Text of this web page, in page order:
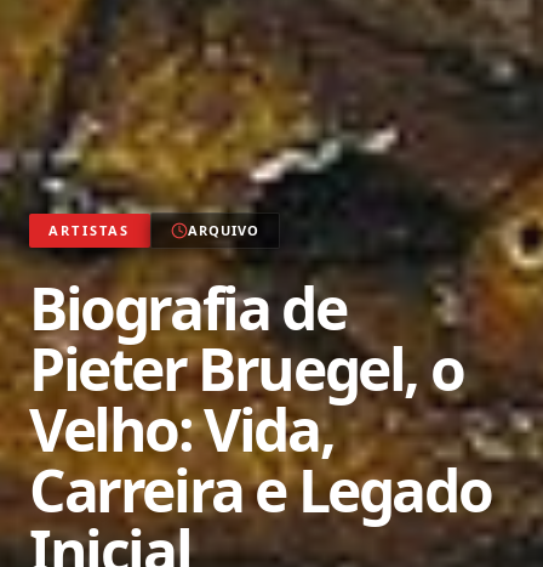
ARTISTAS ARQUIVO
Biografia de
Pieter Bruegel, o
Velho: Vida,
Carreira e Legado
Inicial